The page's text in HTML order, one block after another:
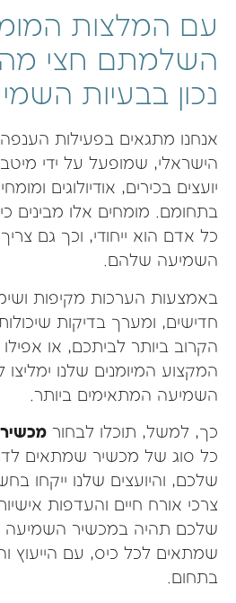
עם המלצות
השלמתם חצי
נכון בבעיות
אנחנו מתגאים בפעילות
הישראלי, שמופעל על ידי
יועצים בכירים, אודיולוגים
בתחומם. מומחים אלו מבינים
כל אדם הוא ייחודי, וכך גם
השמיעה שלהם.
באמצעות הערכות מקיפות
חדישים, ומערך בדיקות
הקרוב ביותר לביתכם, או
המקצוע המיומנים שלנו
השמיעה המתאימים ביותר.
כך, למשל, תוכלו לבחור
כל סוג של מכשיר שמתאים
שלכם, והיועצים שלנו ייקחו
צרכי אורח חיים והעדפות
שלכם תהיה במכשיר השמיעה
שמתאים לכל כיס, עם הייעוץ
בתחום.